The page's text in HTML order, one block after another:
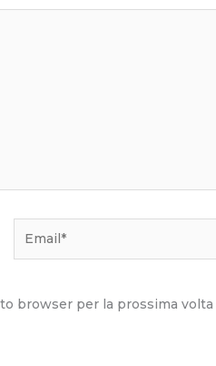
browser per la prossima